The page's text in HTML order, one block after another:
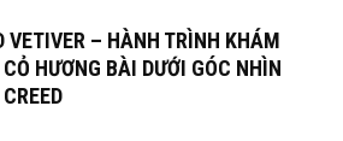
VETIVER – HÀNH TRÌNH KHÁM
HƯƠNG BÀI DƯỚI GÓC NHÌN